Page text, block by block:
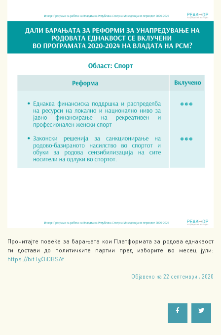
Прочитајте повеќе за барањата кои Платформата за родова еднаквост
ги достави до политичките партии пред изборите во месец јули:
https://bit.ly/3iDBSAf
Објавено на 22 септември , 2020